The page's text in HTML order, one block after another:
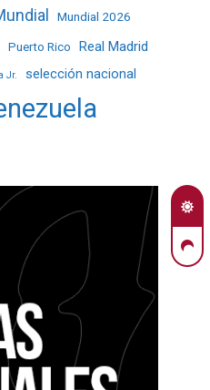
Mundial 2026
Puerto Rico Real Madrid
Jr. selección nacional